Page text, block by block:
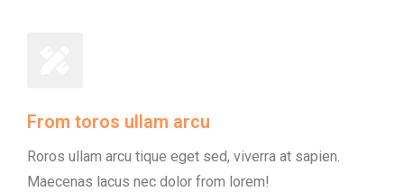
From toros ullam arcu
Roros ullam arcu tique eget sed, viverra at sapien.
Maecenas lacus nec dolor from lorem!